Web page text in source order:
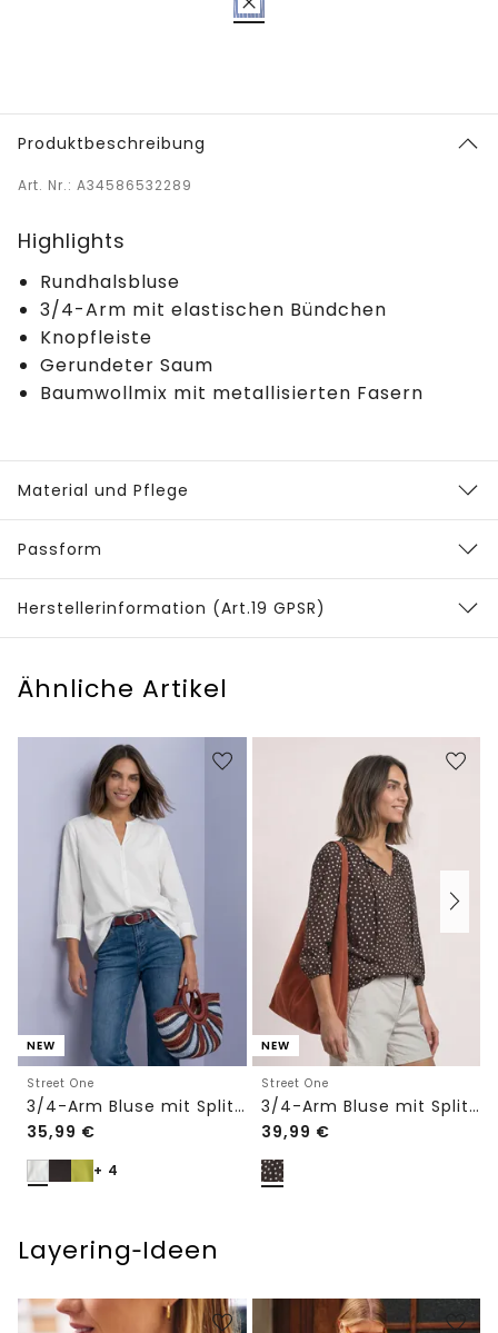
Produktbeschreibung
Art. Nr.: A34586532289
Highlights
Rundhalsbluse
3/4-Arm mit elastischen Bündchen
Knopfleiste
Gerundeter Saum
Baumwollmix mit metallisierten Fasern
Material und Pflege
Passform
Herstellerinformation (Art.19 GPSR)
Ähnliche Artikel
NEW
Street One
3/4-Arm Bluse mit Split Neck
35,99 €
+ 4
NEW
Street One
3/4-Arm Bluse mit Split Neck und Bändern
39,99 €
Layering‑Ideen